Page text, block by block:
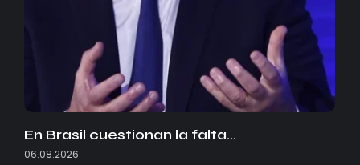
En Brasil cuestionan la falta…
06.08.2026